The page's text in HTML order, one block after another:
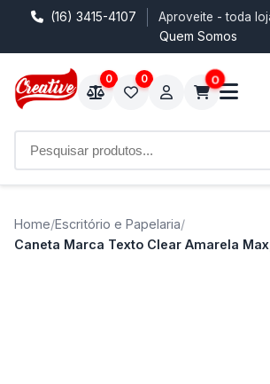
(16) 3415-4107 Aproveite - toda
Quem Somos
0 0 0
Home/Escritório e Papelaria/
Caneta Marca Texto Clear Amarela